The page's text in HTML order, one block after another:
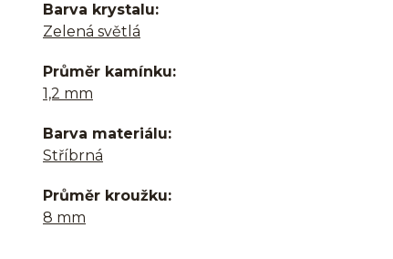
Barva krystalu
Zelená světlá
Průměr kamínku
1,2 mm
Barva materiálu
Stříbrná
Průměr kroužku
8 mm